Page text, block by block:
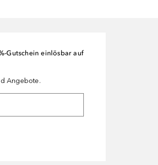
Gutschein einlösbar auf
Angebote.